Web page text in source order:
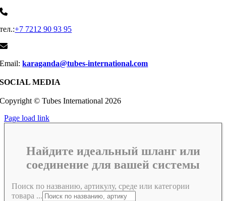
тел.:+7 7212 90 93 95
Email:karaganda@tubes-international.com
SOCIAL MEDIA
Copyright © Tubes International 2026
Page load link
Найдите идеальный шланг или
соединение для вашей системы
Поиск по названию, артикулу, среде или категории
товара ...